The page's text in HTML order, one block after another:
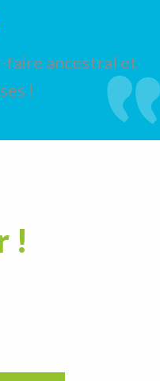
ancestral et
!
!